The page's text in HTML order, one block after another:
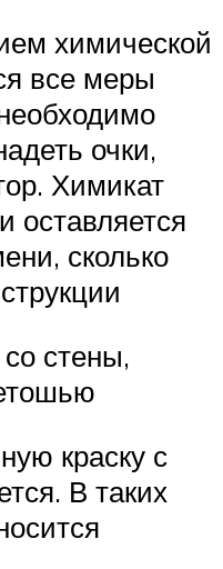
химической
все меры
очки,
Химикат
оставляется
сколько
стены,
краску с
В таких